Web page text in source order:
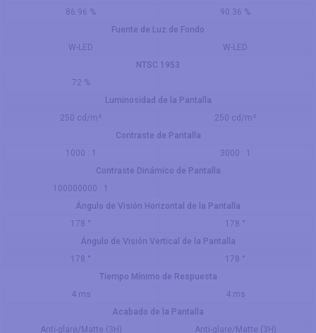
86.96 %
90.36 %
Fuente de Luz de Fondo
W-LED
W-LED
NTSC 1953
72 %
Luminosidad de la Pantalla
250 cd/m²
250 cd/m²
Contraste de Pantalla
1000 : 1
3000 : 1
Contraste Dinámico de Pantalla
100000000 : 1
Ángulo de Visión Horizontal de la Pantalla
178 °
178 °
Ángulo de Visión Vertical de la Pantalla
178 °
178 °
Tiempo Mínimo de Respuesta
4 ms
4 ms
Acabado de la Pantalla
Anti-glare/Matte (3H)
Anti-glare/Matte (3H)